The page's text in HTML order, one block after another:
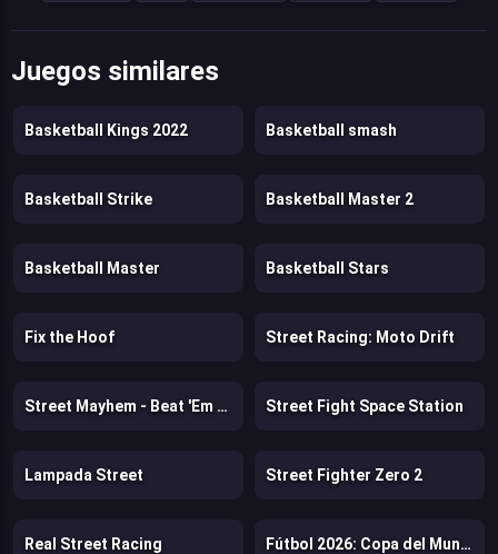
Juegos similares
Basketball Kings 2022 Basketball smash
Basketball Strike Basketball Master 2
Basketball Master Basketball Stars
Fix the Hoof Street Racing: Moto Drift
Street Mayhem - Beat 'Em Up Street Fight Space Station
Lampada Street Street Fighter Zero 2
Real Street Racing Fútbol 2026: Copa del Mundo